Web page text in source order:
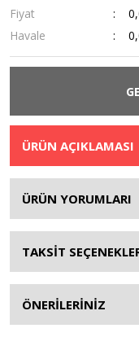
Fiyat
Havale
ÜRÜN AÇIKLAMASI
ÜRÜN YORUMLARI
TAKSİT
ÖNERİLERİNİZ